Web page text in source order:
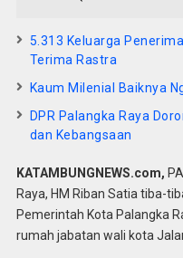
5.313 Keluarga
Terima Rastra
Kaum Milenial Baiknya
DPR Palangka Raya
dan Kebangsaan
KATAMBUNGNEWS.com,
Raya, HM Riban Satia tiba-
Pemerintah Kota Palangka
rumah jabatan wali kota